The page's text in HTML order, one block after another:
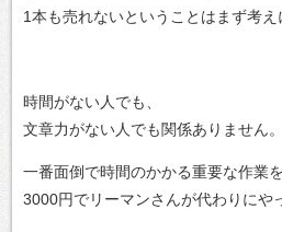
1本も売れないということはまず考え
時間がない人でも、
文章力がない人でも関係ありません。
一番面倒で時間のかかる重要な作業を
3000円でリーマンさんが代わりにや